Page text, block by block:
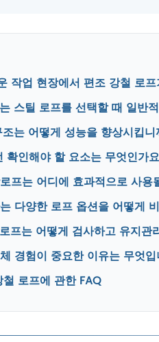
작업 현장에서 편조 강철 로
스틸 로프를 선택할 때 일반
는 어떻게 성능을 향상시킵
확인해야 할 요소는 무엇인가
프는 어디에 효과적으로 사용
다양한 로프 옵션을 어떻게
프는 어떻게 검사하고 유지관
경험이 중요한 이유는 무엇
로프에 관한 FAQ